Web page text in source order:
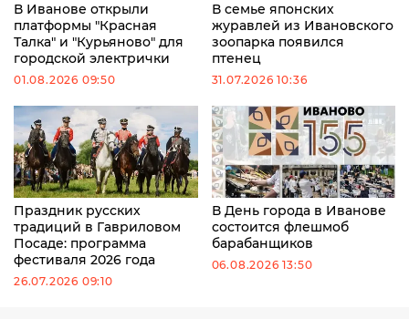
В Иванове открыли
платформы "Красная
Талка" и "Курьяново" для
городской электрички
01.08.2026 09:50
В семье японских
журавлей из Ивановского
зоопарка появился
птенец
31.07.2026 10:36
Праздник русских
традиций в Гавриловом
Посаде: программа
фестиваля 2026 года
26.07.2026 09:10
В День города в Иванове
состоится флешмоб
барабанщиков
06.08.2026 13:50